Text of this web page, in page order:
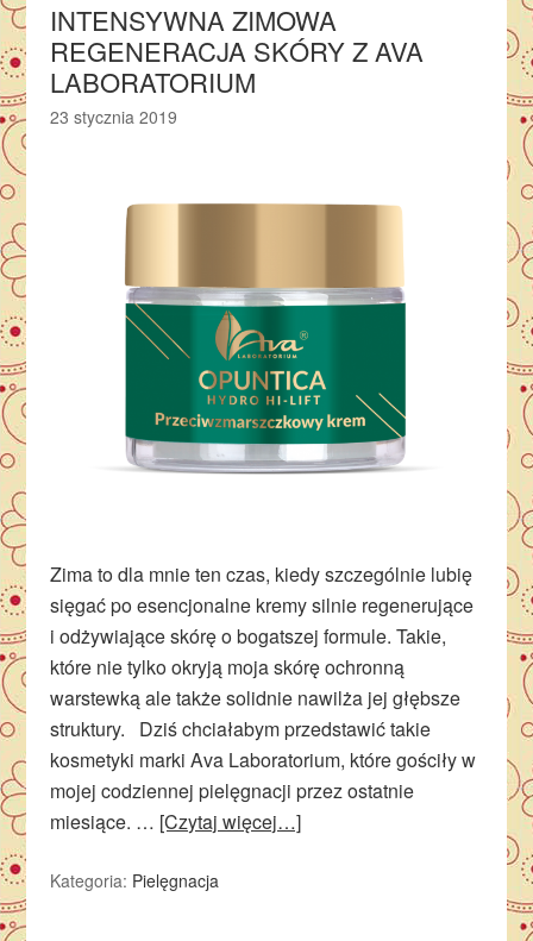
INTENSYWNA ZIMOWA
REGENERACJA SKÓRY Z AVA
LABORATORIUM
23 stycznia 2019
Zima to dla mnie ten czas, kiedy szczególnie lubię
sięgać po esencjonalne kremy silnie regenerujące
i odżywiające skórę o bogatszej formule. Takie,
które nie tylko okryją moja skórę ochronną
warstewką ale także solidnie nawilża jej głębsze
struktury. Dziś chciałabym przedstawić takie
kosmetyki marki Ava Laboratorium, które gościły w
mojej codziennej pielęgnacji przez ostatnie
miesiące. … [Czytaj więcej…]
Kategoria: Pielęgnacja